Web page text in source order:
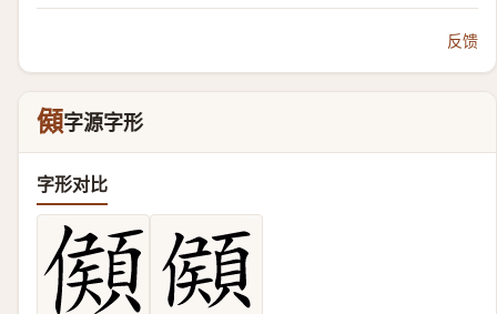
反馈
䫛字源字形
字形对比